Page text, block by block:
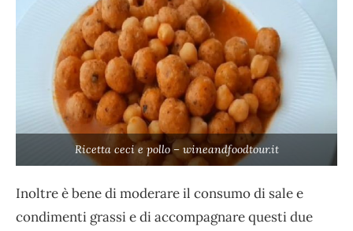
Ricetta ceci e pollo – wineandfoodtour.it
Inoltre è bene di moderare il consumo di sale e
condimenti grassi e di accompagnare questi due